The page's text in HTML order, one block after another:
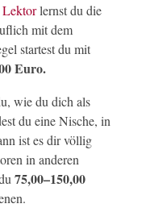
Lektorlernst du die
mit dem
startest du mit
Euro.
wie du dich als
du eine Nische, in
ist es dir völlig
in anderen
75,00–150,00